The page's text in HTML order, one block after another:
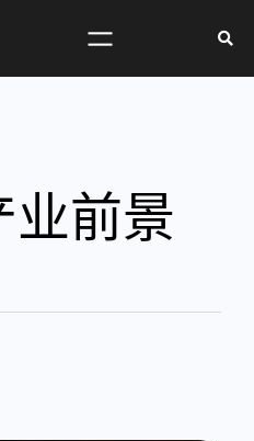
业前景